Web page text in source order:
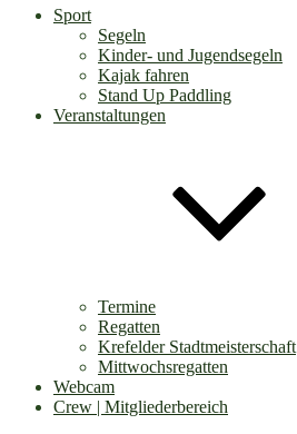
Sport
Segeln
Kinder- und Jugendsegeln
Kajak fahren
Stand Up Paddling
Veranstaltungen
Termine
Regatten
Krefelder Stadtmeisterschaft
Mittwochsregatten
Webcam
Crew | Mitgliederbereich